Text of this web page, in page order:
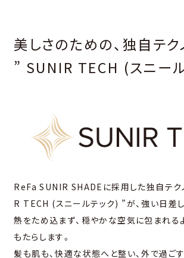
美しさのための、独⾃テク
” SUNIR TECH (スニー
ReFa SUNIR SHADEに採⽤した独⾃テク
R TECH (スニールテック) ”が、強い⽇差し
熱をため込まず、穏やかな空気に包まれる
もたらします。
髪も肌も、快適な状態へと整い、外で過ごす